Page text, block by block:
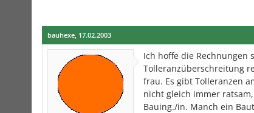
bauhexe, 17.02.2003
Ich hoffe die Rechnungen
Tolleranzüberschreitung
frau. Es gibt Tolleranzen
nicht gleich immer
Bauing./in. Manch ein